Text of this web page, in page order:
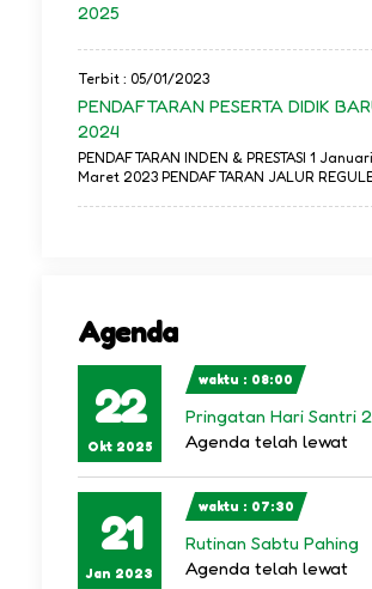
2025
Terbit : 05/01/2023
PENDAFTARAN PESERTA DIDIK
2024
PENDAFTARAN INDEN & PRESTASI 1
Maret 2023 PENDAFTARAN JALUR
Agenda
22
Okt 2025
waktu : 08:00
Pringatan Hari Santri
Agenda telah lewat
21
Jan 2023
waktu : 07:30
Rutinan Sabtu Pahing
Agenda telah lewat